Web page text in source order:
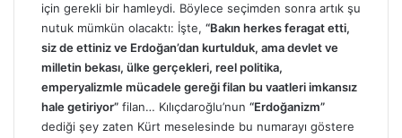
için gerekli bir hamleydi. Böylece seçimden sonra artık şu
nutuk mümkün olacaktı: İşte, “Bakın herkes feragat etti,
siz de ettiniz ve Erdoğan’dan kurtulduk, ama devlet ve
milletin bekası, ülke gerçekleri, reel politika,
emperyalizmle mücadele gereği filan bu vaatleri imkansız
hale getiriyor” filan… Kılıçdaroğlu’nun “Erdoğanizm”
dediği şey zaten Kürt meselesinde bu numarayı göstere